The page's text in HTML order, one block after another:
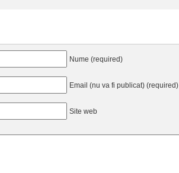
Nume (required)
Email (nu va fi publicat) (required)
Site web